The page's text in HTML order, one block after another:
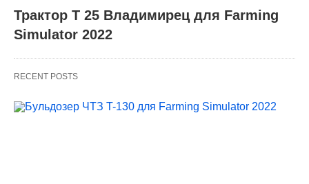
Трактор Т 25 Владимирец для Farming
Simulator 2022
RECENT POSTS